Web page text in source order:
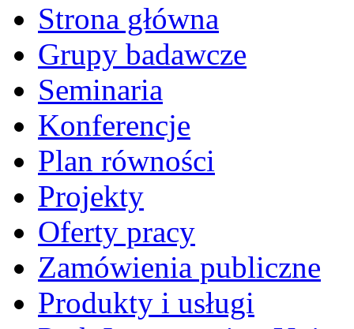
Strona główna
Grupy badawcze
Seminaria
Konferencje
Plan równości
Projekty
Oferty pracy
Zamówienia publiczne
Produkty i usługi